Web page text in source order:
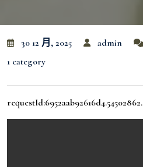
30 12 月, 2025 admin
1 category
requestId:6952aab92616d4.54502862.